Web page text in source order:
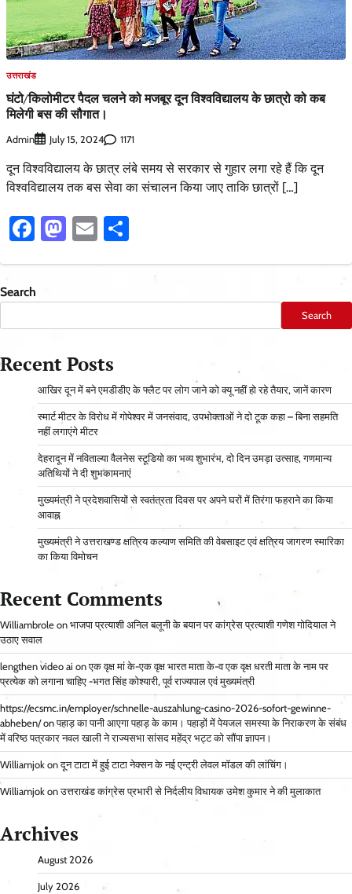
उत्तराखंड
घंटो/किलोमीटर पैदल चलने को मजबूर दून विश्वविद्यालय के छात्रो को कब
मिलेगी बस की सौगात।
Admin July 15, 2024 1171
दून विश्वविद्यालय के छात्र लंबे समय से सरकार से गुहार लगा रहे हैं कि दून
विश्वविद्यालय तक बस सेवा का संचालन किया जाए ताकि छात्रों […]
Facebook
Mastodon
Email
Search
Search
Recent Posts
आ​खिर दून में बने एमडीडीए के फ्लैट पर लोग जाने को क्यू नहीं हो रहे तैयार, जानें कारण
स्मार्ट मीटर के विरोध में गोपेश्वर में जनसंवाद, उपभोक्ताओं ने दो टूक कहा – बिना सहमति
नहीं लगाएंगे मीटर
देहरादून में नविताल्या वैलनेस स्टूडियो का भव्य शुभारंभ, दो दिन उमड़ा उत्साह, गणमान्य
अतिथियों ने दी शुभकामनाएं
मुख्यमंत्री ने प्रदेशवासियों से स्वतंत्रता दिवस पर अपने घरों में तिरंगा फहराने का किया
आवाह्न
मुख्यमंत्री ने उत्तराखण्ड क्षत्रिय कल्याण समिति की वेबसाइट एवं क्षत्रिय जागरण स्मारिका
का किया विमोचन
Recent Comments
Williambrole on भाजपा प्रत्याशी अनिल बलूनी के बयान पर कांग्रेस प्रत्याशी गणेश गोदियाल ने
उठाए सवाल
lengthen video ai onएक वृक्ष मां के-एक वृक्ष भारत माता के-व एक वृक्ष धरती माता के नाम पर
प्रत्येक को लगाना चाहिए -भगत सिंह कोश्यारी, पूर्व राज्यपाल एवं मुख्यमंत्री
https://ecsmc.in/employer/schnelle-auszahlung-casino-2026-sofort-gewinne-
abheben/onपहाड़ का पानी आएगा पहाड़ के काम। पहाड़ों में पेयजल समस्या के निराकरण के संबंध
में वरिष्ठ पत्रकार नवल खाली ने राज्यसभा सांसद महेंद्र भट्ट को सौंपा ज्ञापन।
Williamjok onदून टाटा में हुई टाटा नेक्सन के नई एन्ट्री लेवल मॉडल की लांचिंग।
Williamjok onउत्तराखंड कांग्रेस प्रभारी से निर्दलीय विधायक उमेश कुमार ने की मुलाकात
Archives
August 2026
July 2026